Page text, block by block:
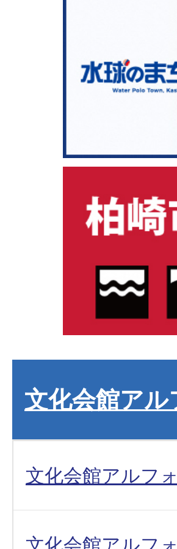
文化会館アル
文化会館アルフ
文化会館アルフ